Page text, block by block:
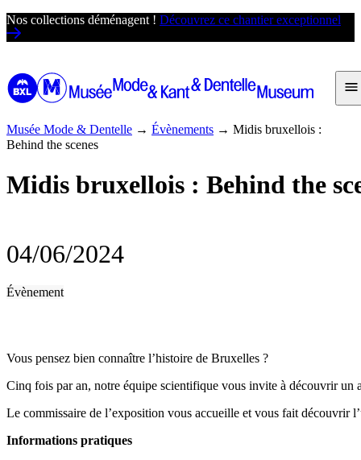
Passer
au
Nos collections déménagent ! Découvrez ce chantier exceptionnel
Musée Mode & Dentelle → Évènements → Midis bruxellois :
Behind the scenes
Midis bruxellois : Behind the
04/06/2024
Évènement
Vous pensez bien connaître l’histoire de Bruxelles ?
Cinq fois par an, notre équipe scientifique vous invite à découvrir
Le commissaire de l’exposition vous accueille et vous fait découvrir
Informations pratiques